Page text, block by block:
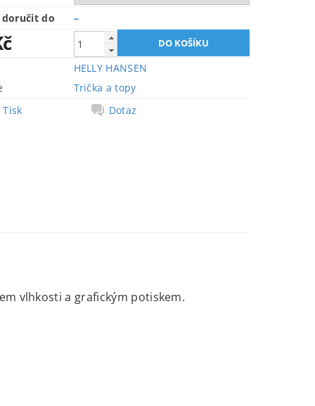
doručit do –
HELLY HANSEN
Trička a topy
Tisk
Dotaz
vlhkosti a grafickým potiskem.